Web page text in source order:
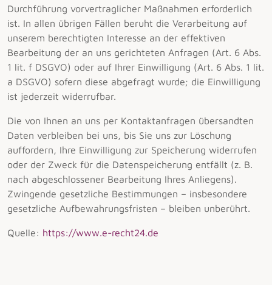
Durchführung vorvertraglicher Maßnahmen erforderlich
ist. In allen übrigen Fällen beruht die Verarbeitung auf
unserem berechtigten Interesse an der effektiven
Bearbeitung der an uns gerichteten Anfragen (Art. 6 Abs.
1 lit. f DSGVO) oder auf Ihrer Einwilligung (Art. 6 Abs. 1 lit.
a DSGVO) sofern diese abgefragt wurde; die Einwilligung
ist jederzeit widerrufbar.
Die von Ihnen an uns per Kontaktanfragen übersandten
Daten verbleiben bei uns, bis Sie uns zur Löschung
auffordern, Ihre Einwilligung zur Speicherung widerrufen
oder der Zweck für die Datenspeicherung entfällt (z. B.
nach abgeschlossener Bearbeitung Ihres Anliegens).
Zwingende gesetzliche Bestimmungen – insbesondere
gesetzliche Aufbewahrungsfristen – bleiben unberührt.
Quelle: https://www.e-recht24.de